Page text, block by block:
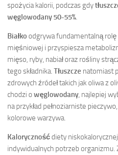
spożycia kalorii, podczas gdy
węglowodany 50-55%
Białkoodgrywa fundamentalną
mięśniowej i przyspiesza
mięso, ryby, nabiał oraz rośliny
tego składnika. Tłuszcze natomiast
zdrowych źródeł takich jak oliwa z
chodzi o węglowodany , najlepiej
na przykład pełnoziarniste
kolorowe warzywa.
Kalorycznośćdiety
indywidualnych potrzeb organizmu.